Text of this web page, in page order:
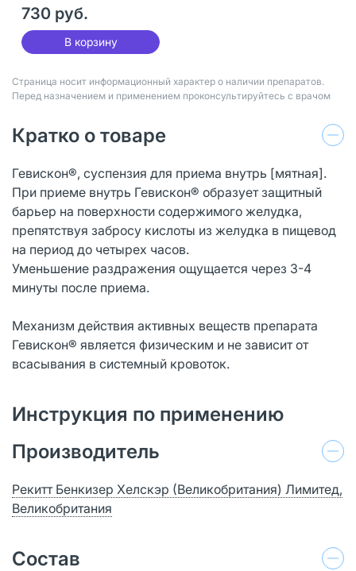
730 руб.
В корзину
Страница носит информационный характер о наличии препаратов.
Перед назначением и применением проконсультируйтесь с врачом
Кратко о товаре
Гевискон®, суспензия для приема внутрь [мятная].
При приеме внутрь Гевискон® образует защитный
барьер на поверхности содержимого желудка,
препятствуя забросу кислоты из желудка в пищевод
на период до четырех часов.
Уменьшение раздражения ощущается через 3-4
минуты после приема.
Механизм действия активных веществ препарата
Гевискон® является физическим и не зависит от
всасывания в системный кровоток.
Инструкция по применению
Производитель
Рекитт Бенкизер Хелскэр (Великобритания) Лимитед,
Великобритания
Состав